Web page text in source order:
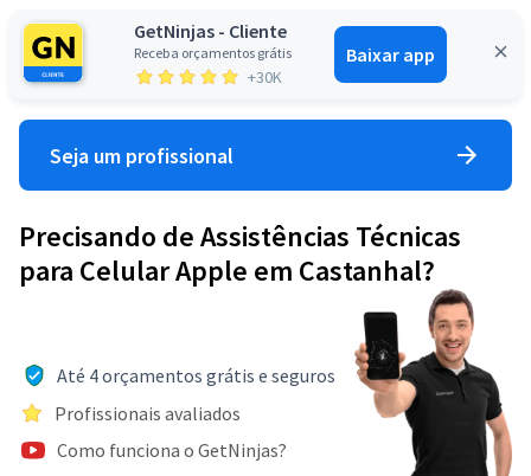
GetNinjas - Cliente
Receba orçamentos grátis
+30K
Baixar app
Entrar
Seja um profissional
Precisando de Assistências Técnicas
para Celular Apple em Castanhal?
Até 4 orçamentos grátis e seguros
Profissionais avaliados
Como funciona o GetNinjas?